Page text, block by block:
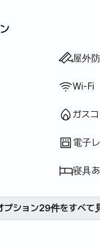
屋外
Wi-Fi
ガス
電子
寝具
ブル・椅子
ック
・IH
ガス）
包丁・はさみ等）
プ等）
備ット
ー
プ
・リンス
ペーパー
・折りたたみマットレス
ー
トネス
サウナ
ルプール
・ヒノキ風呂
ド
エネルギー
ター
ーネット
ク
機一体型
プション29件をすべて